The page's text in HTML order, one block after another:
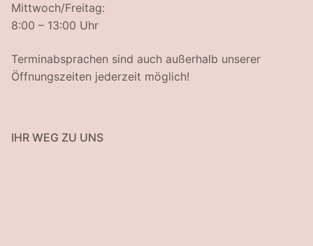
Mittwoch/Freitag:
8:00 – 13:00 Uhr
Terminabsprachen sind auch außerhalb unserer
Öffnungszeiten jederzeit möglich!
IHR WEG ZU UNS